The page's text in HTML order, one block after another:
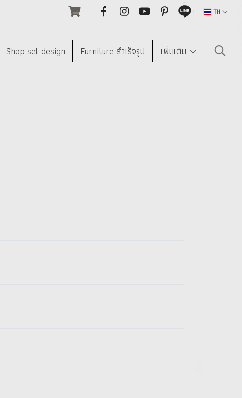
TH
Shop set design Furniture สำเร็จรูป เพิ่มเติม